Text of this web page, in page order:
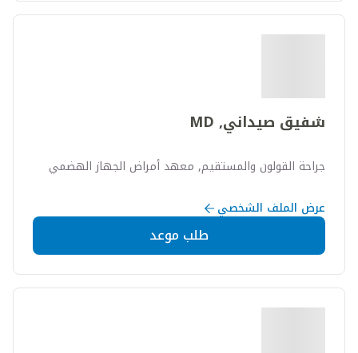
شفيق صيداني, MD
جراحة القولون والمستقيم, معهد أمراض الجهاز الهضمي
عرض الملف الشخصي
طلب موعد